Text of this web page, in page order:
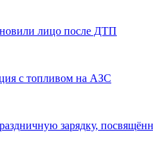
лицо после ДТП
с топливом на АЗС
зарядку,